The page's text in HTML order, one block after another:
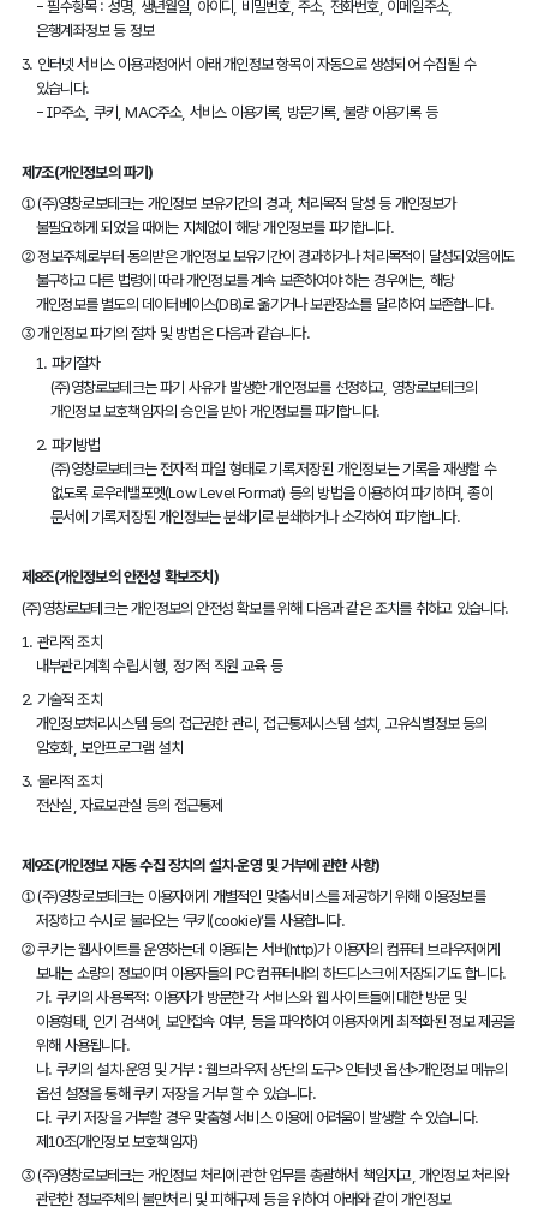
- 필수항목 : 성명, 생년월일, 아이디, 비밀번호, 주소, 전화번호, 이메일주소,
은행계좌정보 등 정보
3. 인터넷 서비스 이용과정에서 아래 개인정보 항목이 자동으로 생성되어 수집될 수
있습니다.
- IP주소, 쿠키, MAC주소, 서비스 이용기록, 방문기록, 불량 이용기록 등
제7조(개인정보의 파기)
①(주)영창로보테크는 개인정보 보유기간의 경과, 처리목적 달성 등 개인정보가
불필요하게 되었을 때에는 지체없이 해당 개인정보를 파기합니다.
②정보주체로부터 동의받은 개인정보 보유기간이 경과하거나 처리목적이 달성되었음에도
불구하고 다른 법령에 따라 개인정보를 계속 보존하여야 하는 경우에는, 해당
개인정보를 별도의 데이터베이스(DB)로 옮기거나 보관장소를 달리하여 보존합니다.
③개인정보 파기의 절차 및 방법은 다음과 같습니다.
1. 파기절차
(주)영창로보테크는 파기 사유가 발생한 개인정보를 선정하고, 영창로보테크의
개인정보 보호책임자의 승인을 받아 개인정보를 파기합니다.
2. 파기방법
(주)영창로보테크는 전자적 파일 형태로 기록․저장된 개인정보는 기록을 재생할 수
없도록 로우레밸포멧(Low Level Format) 등의 방법을 이용하여 파기하며, 종이
문서에 기록․저장된 개인정보는 분쇄기로 분쇄하거나 소각하여 파기합니다.
제8조(개인정보의 안전성 확보조치)
(주)영창로보테크는 개인정보의 안전성 확보를 위해 다음과 같은 조치를 취하고 있습니다.
1. 관리적 조치
내부관리계획 수립․시행, 정기적 직원 교육 등
2. 기술적 조치
개인정보처리시스템 등의 접근권한 관리, 접근통제시스템 설치, 고유식별정보 등의
암호화, 보안프로그램 설치
3. 물리적 조치
전산실, 자료보관실 등의 접근통제
제9조(개인정보 자동 수집 장치의 설치∙운영 및 거부에 관한 사항)
①(주)영창로보테크는 이용자에게 개별적인 맞춤서비스를 제공하기 위해 이용정보를
저장하고 수시로 불러오는 ‘쿠키(cookie)’를 사용합니다.
②쿠키는 웹사이트를 운영하는데 이용되는 서버(http)가 이용자의 컴퓨터 브라우저에게
보내는 소량의 정보이며 이용자들의 PC 컴퓨터내의 하드디스크에 저장되기도 합니다.
가. 쿠키의 사용목적: 이용자가 방문한 각 서비스와 웹 사이트들에 대한 방문 및
이용형태, 인기 검색어, 보안접속 여부, 등을 파악하여 이용자에게 최적화된 정보 제공을
위해 사용됩니다.
나. 쿠키의 설치∙운영 및 거부 : 웹브라우저 상단의 도구>인터넷 옵션>개인정보 메뉴의
옵션 설정을 통해 쿠키 저장을 거부 할 수 있습니다.
다. 쿠키 저장을 거부할 경우 맞춤형 서비스 이용에 어려움이 발생할 수 있습니다.
제10조(개인정보 보호책임자)
③(주)영창로보테크는 개인정보 처리에 관한 업무를 총괄해서 책임지고, 개인정보 처리와
관련한 정보주체의 불만처리 및 피해구제 등을 위하여 아래와 같이 개인정보